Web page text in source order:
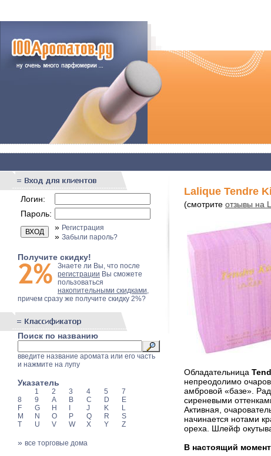
Логин:
Пароль:
» Регистрация
» Забыли пароль?
Получите скидку!
Знаете ли Вы, что после
регистрации Вы сможете
пользоваться
накопительными скидками,
причем сразу же получите скидку 2%?
Поиск по названию
введите название аромата или его часть
и нажмите на лупу
Указатель
1 2 3 4 5
7
8
9 A B C D
E
F
G H J K
L
M
N O P Q R
S
T
U V W X Y Z
» все торговые дома
Lalique Tendre
(смотрите отзывы на
Обладательница
непреодолимо
амбровой «базе».
сиреневыми
Активная,
начинается нотами
ореха. Шлейф
В настоящий